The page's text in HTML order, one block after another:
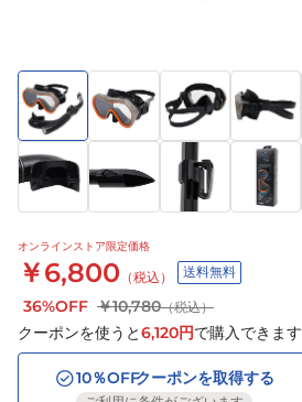
オンラインストア限定価格
￥6,800 （税込） 送料無料
36%OFF ￥10,780（税込）
クーポンを使うと6,120円で購入できます
10％OFFクーポンを取得する